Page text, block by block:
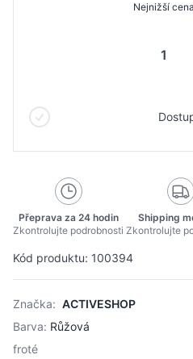
Kód produktu: 100394
Značka: ACTIVESHOP
Barva: Růžová
froté
Nejnižší
Přeprava za 24 hodin
Zkontrolujte podrobnosti
Shipping
Zkontrolujte